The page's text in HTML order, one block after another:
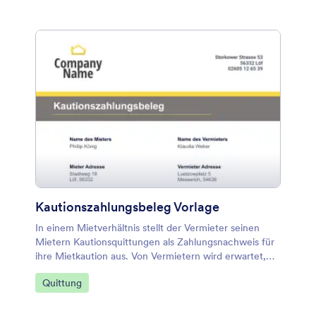
Kautionszahlungsbeleg Vorlage
In einem Mietverhältnis stellt der Vermieter seinen
Mietern Kautionsquittungen als Zahlungsnachweis für
ihre Mietkaution aus. Von Vermietern wird erwartet,
dass sie zu Beginn eines Mietverhältnisses oder bei
Vertragsunterzeichnung eine Kaution von ihrem neuen
Zur Kategorie:
Quittung